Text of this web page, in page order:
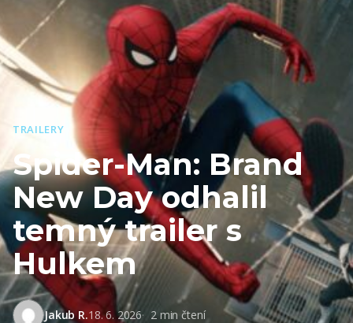
TRAILERY
Spider-Man: Brand
New Day odhalil
temný trailer s
Hulkem
Jakub R.18. 6. 2026 2 min čtení